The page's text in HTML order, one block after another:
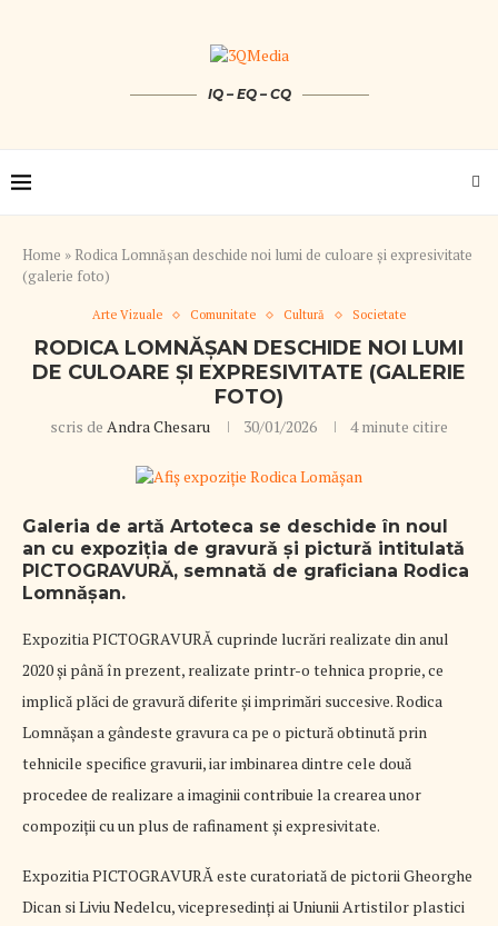
IQ – EQ – CQ
Home » Rodica Lomnășan deschide noi lumi de culoare și expresivitate
(galerie foto)
Arte Vizuale Comunitate Cultură Societate
RODICA LOMNĂȘAN DESCHIDE NOI LUMI
DE CULOARE ȘI EXPRESIVITATE (GALERIE
FOTO)
scris de Andra Chesaru 30/01/2026 4 minute citire
Galeria de artǎ Artoteca se deschide în noul
an cu expoziția de gravurǎ şi picturǎ intitulatǎ
PICTOGRAVURĂ, semnatǎ de graficiana Rodica
Lomnǎşan.
Expozitia PICTOGRAVURĂ cuprinde lucrǎri realizate din anul
2020 şi pânǎ în prezent, realizate printr-o tehnica proprie, ce
implicǎ plǎci de gravurǎ diferite şi imprimǎri succesive. Rodica
Lomnășan a gândeste gravura ca pe o picturǎ obtinutǎ prin
tehnicile specifice gravurii, iar imbinarea dintre cele douǎ
procedee de realizare a imaginii contribuie la crearea unor
compoziții cu un plus de rafinament şi expresivitate.
Expozitia PICTOGRAVURǍ este curatoriatǎ de pictorii Gheorghe
Dican si Liviu Nedelcu, vicepresedinți ai Uniunii Artistilor plastici